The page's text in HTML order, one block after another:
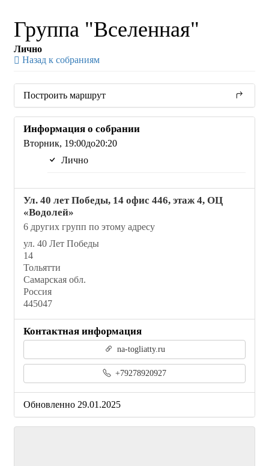
Группа "Вселенная"
Лично
Назад к собраниям
Построить маршрут
Информация о собрании
Вторник, 19:00до20:20
Лично
Ул. 40 лет Победы, 14 офис 446, этаж 4, ОЦ
«Водолей»
6 других групп по этому адресу
ул. 40 Лет Победы
14
Тольятти
Самарская обл.
Россия
445047
Контактная информация
na-togliatty.ru
+79278920927
Обновленно 29.01.2025